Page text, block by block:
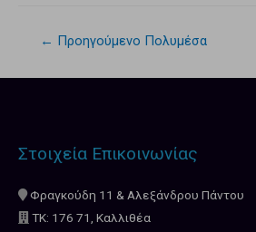
← Προηγούμενο Πολυμέσα
Στοιχεία Επικοινωνίας
Φραγκούδη 11 & Αλεξάνδρου Πάντου
ΤΚ: 176 71, Καλλιθέα